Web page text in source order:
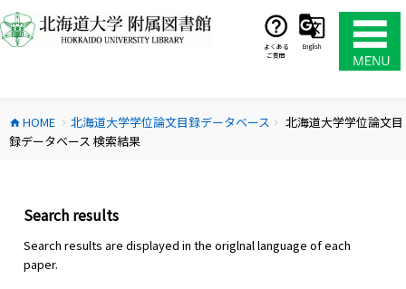
ン
テ
ス
キ
よくある
ご質問
English
home HOME chevron_right 北海道大学学位論文目録データベース chevron_right
北海道大学学位論文目
録データベース 検索結果
Search results
Search results are displayed in the origlnal language of each
paper.